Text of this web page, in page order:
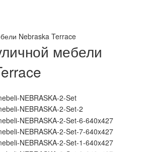
Nebraska Terrace
мебели